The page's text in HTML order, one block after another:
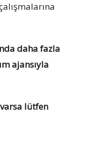
daha fazla
ajansıyla
lütfen